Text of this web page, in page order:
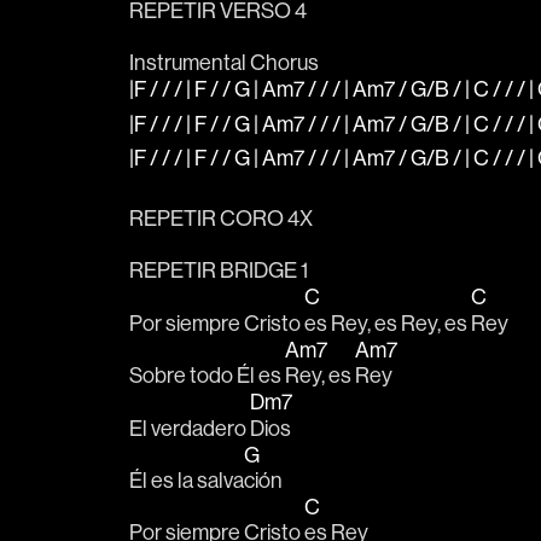
REPETIR VERSO 4
Instrumental Chorus
|F / / / | F / / G | Am7 / / / | Am7 / G/B / | C / / / |
|F / / / | F / / G | Am7 / / / | Am7 / G/B / | C / / / |
|F / / / | F / / G | Am7 / / / | Am7 / G/B / | C / / / |
REPETIR CORO 4X
REPETIR BRIDGE 1
Por siempre Cristo
C
es Rey, es Rey, es
C
Rey
Sobre todo Él es
Am7
Rey, es
Am7
Rey
El verdadero
Dm7
Dios
Él es la salva
G
ción
Por siempre Cristo
C
es Rey